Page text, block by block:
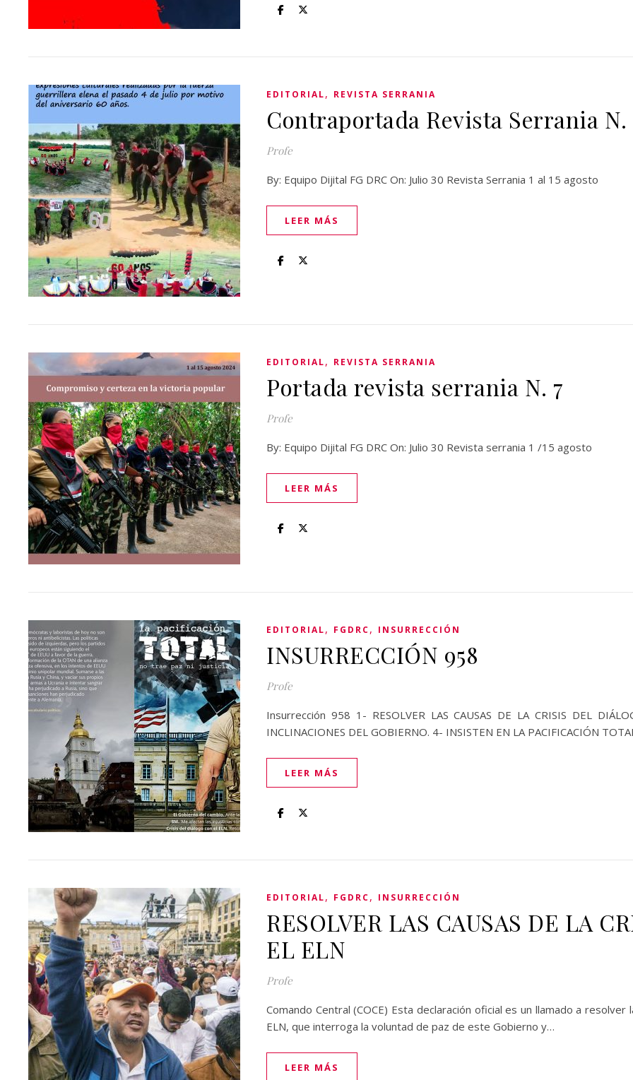
EDITORIAL, REVISTA SERRANIA
Contraportada Revista Serrania N.
Profe
By: Equipo Dijital FG DRC On: Julio 30 Revista Serrania 1 al 15 agosto
LEER MÁS
EDITORIAL, REVISTA SERRANIA
Portada revista serrania N. 7
Profe
By: Equipo Dijital FG DRC On: Julio 30 Revista serrania 1 /15 agosto
LEER MÁS
EDITORIAL, FGDRC, INSURRECCIÓN
INSURRECCIÓN 958
Profe
Insurrección 958 1- RESOLVER LAS CAUSAS DE LA CRISIS DEL
INCLINACIONES DEL GOBIERNO. 4- INSISTEN EN LA PACIFICACIÓN
LEER MÁS
EDITORIAL, FGDRC, INSURRECCIÓN
RESOLVER LAS CAUSAS DE LA
EL ELN
Profe
Comando Central (COCE) Esta declaración oficial es un llamado a
ELN, que interroga la voluntad de paz de este Gobierno y…
LEER MÁS